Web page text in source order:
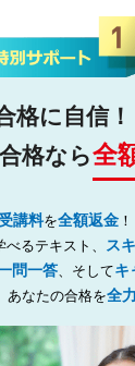
格に自信！
格なら全
講料を全額返金
べるテキスト、 ス
問一答、そしてキ
あなたの合格を全